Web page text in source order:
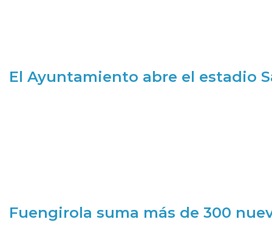
El Ayuntamiento abre el estadio
Fuengirola suma más de 300